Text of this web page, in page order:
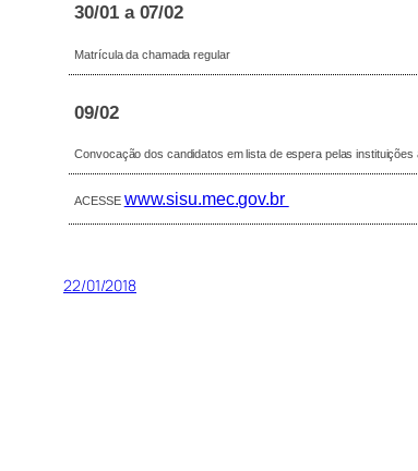
30/01 a 07/02
Matrícula da chamada regular
09/02
Convocação dos candidatos em lista de espera pelas instituições
ACESSE www.sisu.mec.gov.br
22/01/2018